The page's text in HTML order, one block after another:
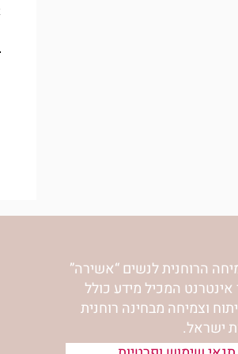
הרוחנית לנשים “אשירה”
אינטרנט המכיל מידע כולל
וצמיחה מבחינה רוחנית
ישראל.